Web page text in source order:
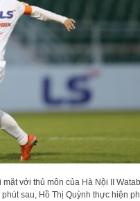
với thủ môn của Hà Nội II
sau, Hồ Thị Quỳnh thực hiện